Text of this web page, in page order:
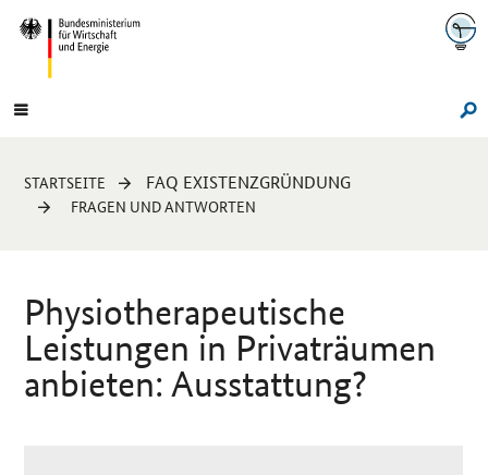
Navigation
Hauptmenü
Sie
sind
STARTSEITE FAQ EXISTENZGRÜNDUNG
FRAGEN UND ANTWORTEN
Physiotherapeutische
Leistungen in Privaträumen
anbieten: Ausstattung?